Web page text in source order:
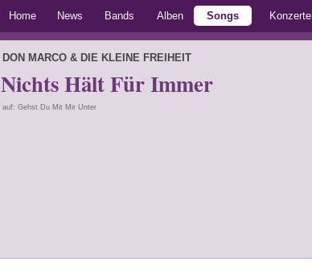
Home News Bands Alben Songs Konzerte
DON MARCO & DIE KLEINE FREIHEIT
Nichts Hält Für Immer
auf: Gehst Du Mit Mir Unter